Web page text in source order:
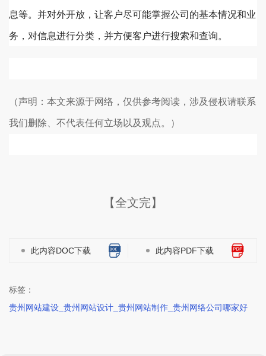
息等。并对外开放，让客户尽可能掌握公司的基本情况和业
务，对信息进行分类，并方便客户进行搜索和查询。
（声明：本文来源于网络，仅供参考阅读，涉及侵权请联系
我们删除、不代表任何立场以及观点。）
【全文完】
此内容DOC下载 此内容PDF下载
标签：
贵州网站建设_贵州网站设计_贵州网站制作_贵州网络公司哪家好